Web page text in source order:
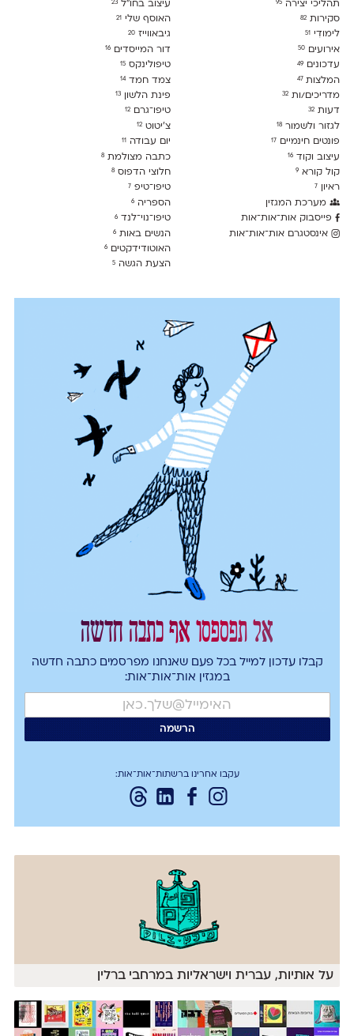
תהליכי יצירה 95
סקירות 82
לימודִי 51
אירועים 50
עדכונים 49
המלצות47
מדריכים/ות 32
דעות 32
לגזור ולשמור 18
פונטים חינמיים 17
עיצוב וקוד 16
קול קורא 9
ראיון 7
מערכת המגזין
פייסבוק אות־אות־אות
אינסטגרם אות־אות־אות
עיצוב בחו"ל23
האוסף שלי21
גיבאווייז20
דור המייסדים16
טיפולינקס15
צמד חמד14
פינת הלשון13
טיפו־גרם12
צ׳יטוט12
יום עבודה11
כתבה מצולמת8
חלוצי הדפוס8
טיפו־טיפ7
הספריה6
טיפו־נוי־לנד6
הנשים באות6
האוטודידקטים6
הצעת הגשה5
אל תפספסו אף כתבה חדשה
קבלו עדכון למייל בכל פעם שאנחנו מפרסמים כתבה חדשה
במגזין אות־אות־אות:
עקבו אחרינו ברשתות־אות־אות:
על אותיות, עברית וישראליות במרחבי ברלין